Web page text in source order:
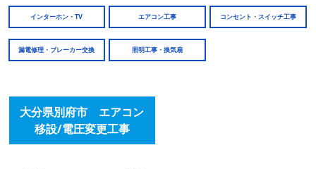
インターホン・TV エアコン工事 コンセント・スイッチ工事
漏電修理・ブレーカー交換 照明工事・換気扇
大分県別府市 エアコン
移設/電圧変更工事